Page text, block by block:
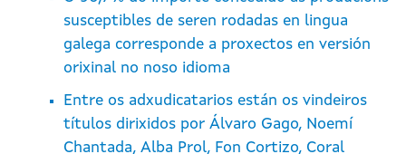
susceptibles de seren rodadas en lingua
galega corresponde a proxectos en versión
orixinal no noso idioma
Entre os adxudicatarios están os vindeiros
títulos dirixidos por Álvaro Gago, Noemí
Chantada, Alba Prol, Fon Cortizo, Coral